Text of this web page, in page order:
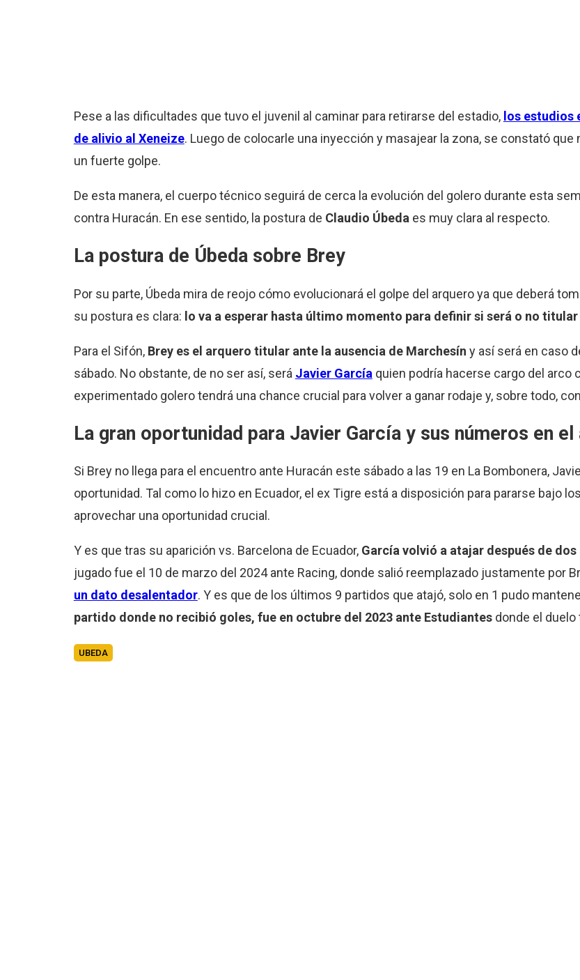
Pese a las dificultades que tuvo el juvenil al caminar para retirarse del estadio, los estudios
de alivio al Xeneize. Luego de colocarle una inyección y masajear la zona, se constató que
un fuerte golpe.
De esta manera, el cuerpo técnico seguirá de cerca la evolución del golero durante esta
contra Huracán. En ese sentido, la postura de Claudio Úbeda es muy clara al respecto.
La postura de Úbeda sobre Brey
Por su parte, Úbeda mira de reojo cómo evolucionará el golpe del arquero ya que deberá
su postura es clara: lo va a esperar hasta último momento para definir si será o no
Para el Sifón, Brey es el arquero titular ante la ausencia de Marchesín y así será en caso
sábado. No obstante, de no ser así, será Javier García quien podría hacerse cargo del arco
experimentado golero tendrá una chance crucial para volver a ganar rodaje y, sobre todo,
La gran oportunidad para Javier García y sus números en
Si Brey no llega para el encuentro ante Huracán este sábado a las 19 en La Bombonera,
oportunidad. Tal como lo hizo en Ecuador, el ex Tigre está a disposición para pararse bajo
aprovechar una oportunidad crucial.
Y es que tras su aparición vs. Barcelona de Ecuador, García volvió a atajar después de dos
jugado fue el 10 de marzo del 2024 ante Racing, donde salió reemplazado justamente por
un dato desalentador. Y es que de los últimos 9 partidos que atajó, solo en 1 pudo
partido donde no recibió goles, fue en octubre del 2023 ante Estudiantesdonde el duelo
UBEDA